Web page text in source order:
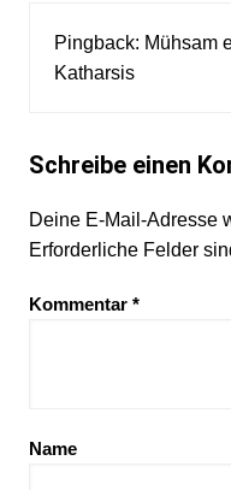
Pingback: Mühsam
Katharsis
Schreibe einen
Deine E-Mail-Adresse
Erforderliche Felder
Kommentar *
Name